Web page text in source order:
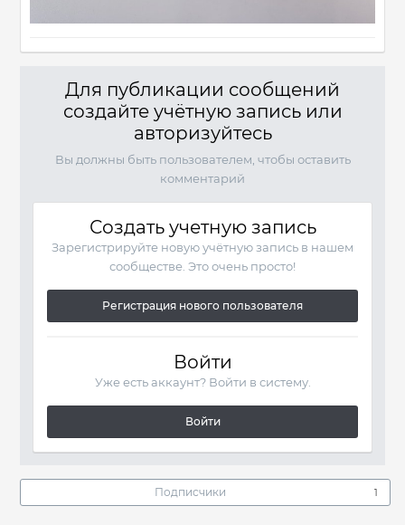
Для публикации сообщений
создайте учётную запись или
авторизуйтесь
Вы должны быть пользователем, чтобы оставить
комментарий
Создать учетную запись
Зарегистрируйте новую учётную запись в нашем
сообществе. Это очень просто!
Регистрация нового пользователя
Войти
Уже есть аккаунт? Войти в систему.
Войти
Подписчики 1